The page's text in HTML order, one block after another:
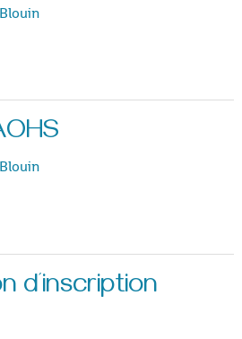
d’inscription